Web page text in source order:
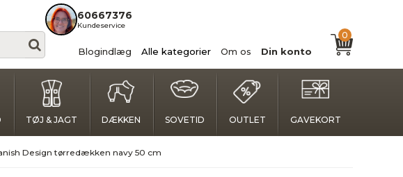
60667376
Kundeservice
Blogindlæg Alle kategorier Om os Din konto
0
TØJ & JAGT DÆKKEN SOVETID OUTLET GAVEKORT
Design tørredækken navy 50 cm